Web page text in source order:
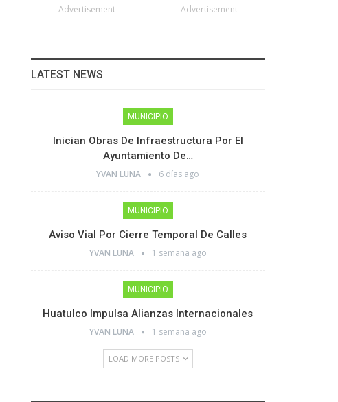
- Advertisement - - Advertisement -
LATEST NEWS
MUNICIPIO
Inician Obras De Infraestructura Por El
Ayuntamiento De…
YVAN LUNA 6 días ago
MUNICIPIO
Aviso Vial Por Cierre Temporal De Calles
YVAN LUNA 1 semana ago
MUNICIPIO
Huatulco Impulsa Alianzas Internacionales
YVAN LUNA 1 semana ago
LOAD MORE POSTS